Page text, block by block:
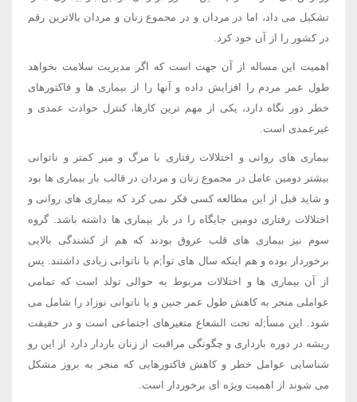
تشکیل می داد، اما در مردان و در مجموع زنان و مردان بالاترین رقم
در کشور را از آن خود کرد.
اهمیت این مساله از آن جهت است که اگر مدیریت سلامت بخواهد
طول عمر مردم را افزایش داده و آنها را از بیماری ها و فاکتورهای
خطر دور نگاه دارد، یکی از مهم ترین کارها، کنترل حوادث عمدی و
غیرعمدی است.
بیماری های روانی و اختلالات رفتاری با مرگ و میر کمتر و ناتوانی
بیشتر دومین عامل در مجموع زنان و مردان در قالب بار بیماری ها بود
و شاید قبل از این مطالعه کسی فکر نمی کرد که بیماری های روانی و
اختلالات رفتاری دومین جایگاه را در بار بیماری ها داشته باشد. گروه
سوم نیز بیماری های قلب عروق بودند که هم از کشندگی بالایی
برخوردار بوده و هم اینکه سال های توأ;م با ناتوانی زیادی داشتند. پس
از آن بیماری ها و اختلالات مربوط به حوالی تولد است که تمامی
عواملی منجر به کاهش طول عمر جنین و یا ناتوانی نوزاد را شامل می
شود. این مسأ;له تحت الشعاع متغیرهای اجتماعی است و در حقیقت
ریشه در دوره بارداری و چگونگی مراقبت از زنان باردار دارد از این رو
شناسایی عوامل خطر و کاهش فاکتورهایی که منجر به بروز مشکل
می شوند از اهمیت ویژه ای برخوردار است.